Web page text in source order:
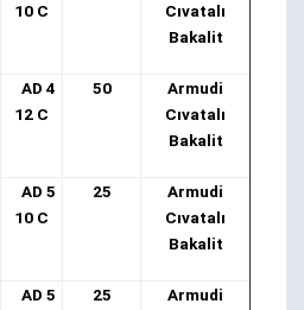
10 C
Cıvatalı
Bakalit
AD 4
12 C
50
Armudi
Cıvatalı
Bakalit
AD 5
10 C
25
Armudi
Cıvatalı
Bakalit
AD 5
25
Armudi